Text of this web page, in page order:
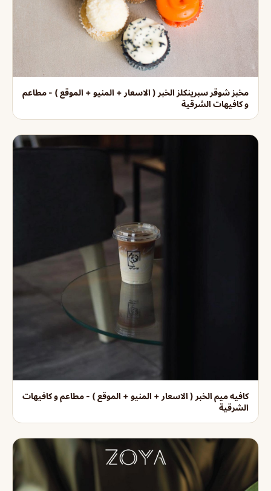
مخبز شوقر سبرينكلز الخبر ( الاسعار + المنيو + الموقع ) - مطاعم
و كافيهات الشرقية
كافيه ميم الخبر ( الاسعار + المنيو + الموقع ) - مطاعم و كافيهات
الشرقية